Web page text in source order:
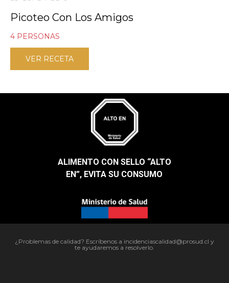
Picoteo Con Los Amigos
4 PERSONAS
VER RECETA
ALIMENTO CON SELLO “ALTO
EN”, EVITA SU CONSUMO​
¿Problemas de calidad? Escríbenos a incidenciascalidad@prosud.cl y
te ayudaremos a resolverlo.